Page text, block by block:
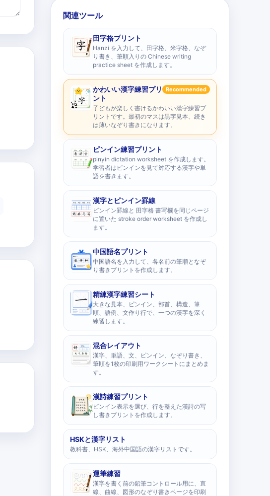
関連ツール
田字格プリント
Hanzi を入力して、田字格、米字格、なぞ
り書き、筆順入りの Chinese writing
practice sheet を作成します。
かわいい漢字練習プリ
ント
Recommended
子どもが楽しく書けるかわいい漢字練習プ
リントです。最初のマスは黒字見本、続き
は薄いなぞり書きになります。
ピンイン練習プリント
pinyin dictation worksheet を作成します。
学習者はピンインを見て対応する漢字や単
語を書きます。
漢字とピンイン罫線
ピンイン罫線と 田字格 書写欄を同じページ
に置いた stroke order worksheet を作成し
ます。
中国語名プリント
中国語名を入力して、各名前の筆順となぞ
り書きプリントを作成します。
精練漢字練習シート
大きな見本、ピンイン、部首、構造、筆
順、語例、文作り行で、一つの漢字を深く
練習します。
混合レイアウト
漢字、単語、文、ピンイン、なぞり書き、
筆順を1枚の印刷用ワークシートにまとめま
す。
漢詩練習プリント
ピンイン表示を選び、行を整えた漢詩の写
し書きプリントを作成します。
HSKと漢字リスト
教科書、HSK、海外中国語の漢字リストです。
運筆練習
漢字を書く前の鉛筆コントロール用に、直
線、曲線、図形のなぞり書きページを印刷